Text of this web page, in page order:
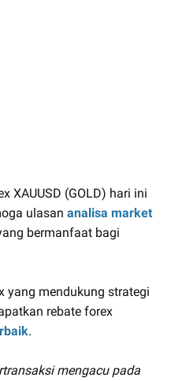
XAUUSD (GOLD) hari ini
ulasan analisa market
bermanfaat bagi
yang mendukung strategi
rebate forex
.
mengacu pada